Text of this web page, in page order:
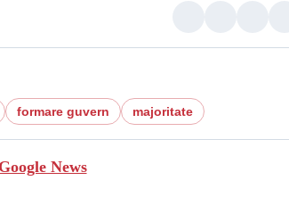
formare guvern majoritate
Google News